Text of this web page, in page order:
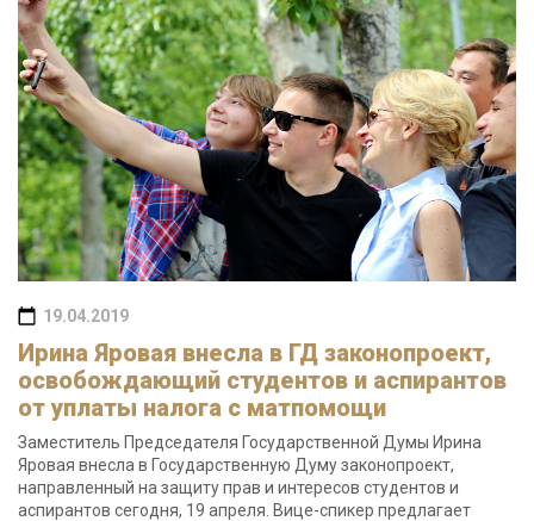
19.04.2019
Ирина Яровая внесла в ГД законопроект,
освобождающий студентов и аспирантов
от уплаты налога с матпомощи
Заместитель Председателя Государственной Думы Ирина
Яровая внесла в Государственную Думу законопроект,
направленный на защиту прав и интересов студентов и
аспирантов сегодня, 19 апреля. Вице-спикер предлагает